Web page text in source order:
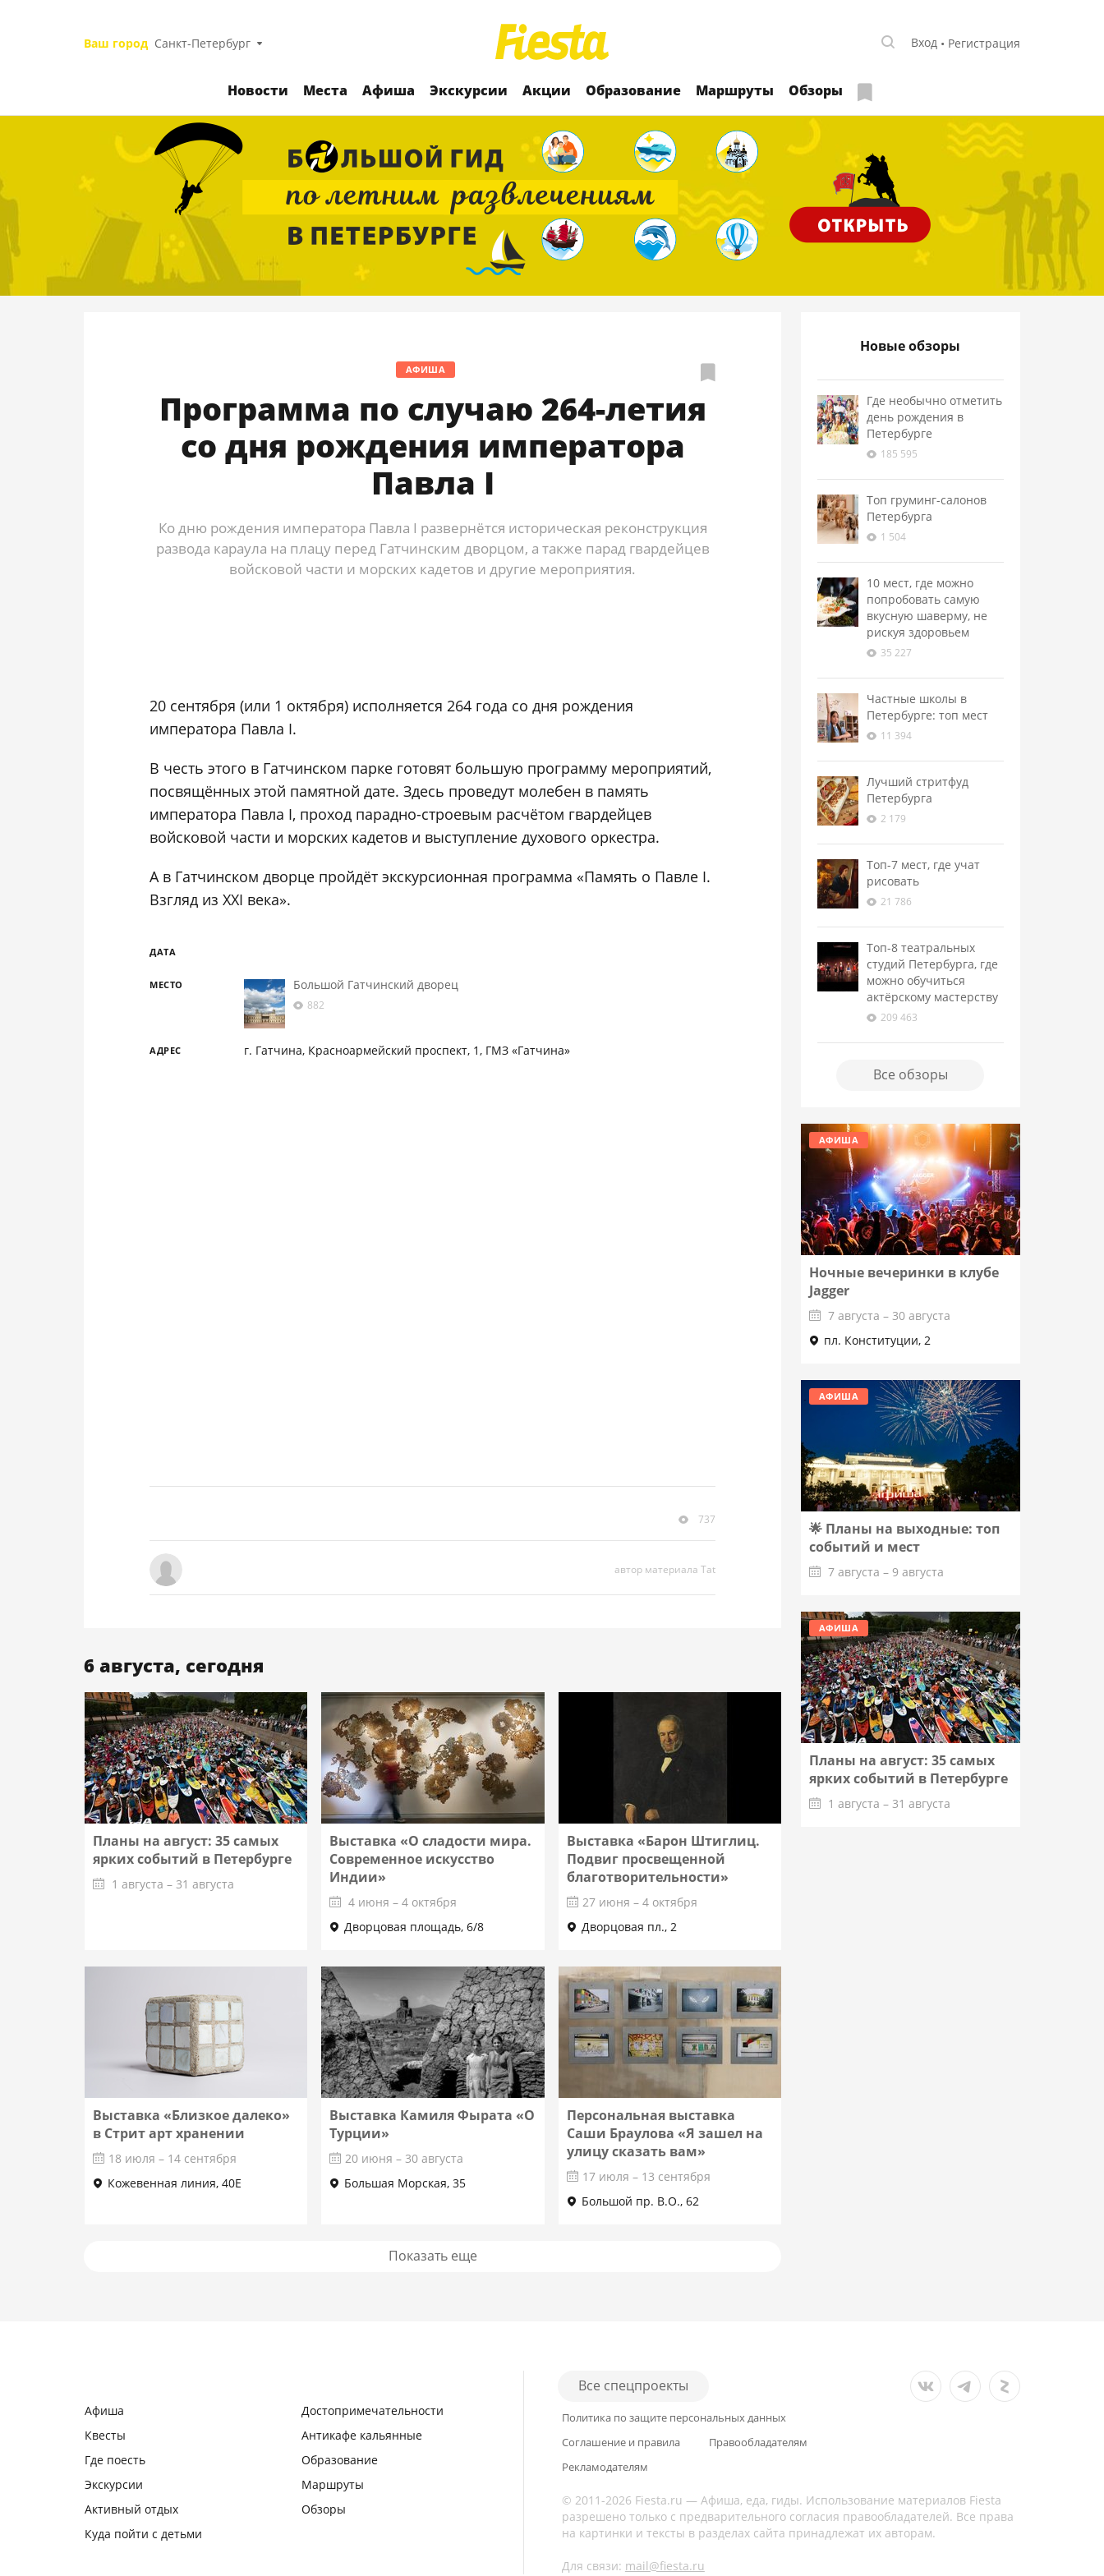
Ваш город Санкт-Петербург Вход Регистрация
Новости Места Афиша Экскурсии Акции Образование Маршруты Обзоры
АФИША
Программа по случаю 264-летия
со дня рождения императора
Павла I
Ко дню рождения императора Павла I развернётся историческая реконструкция
развода караула на плацу перед Гатчинским дворцом, а также парад гвардейцев
войсковой части и морских кадетов и другие мероприятия.
20 сентября (или 1 октября) исполняется 264 года со дня рождения
императора Павла I.
В честь этого в Гатчинском парке готовят большую программу мероприятий,
посвящённых этой памятной дате. Здесь проведут молебен в память
императора Павла I, проход парадно-строевым расчётом гвардейцев
войсковой части и морских кадетов и выступление духового оркестра.
А в Гатчинском дворце пройдёт экскурсионная программа «Память о Павле I.
Взгляд из XXI века».
ДАТА
МЕСТО Большой Гатчинский дворец
882
АДРЕС г. Гатчина, Красноармейский проспект, 1, ГМЗ «Гатчина»
737
автор материала Tat
6 августа, сегодня
Планы на август: 35 самых
ярких событий в Петербурге
1 августа – 31 августа
Выставка «О сладости мира.
Современное искусство
Индии»
4 июня – 4 октября
Дворцовая площадь, 6/8
Подробнее
Выставка «Барон Штиглиц.
Подвиг просвещенной
благотворительности»
27 июня – 4 октября
Дворцовая пл., 2
Подробнее
Выставка «Близкое далеко»
в Стрит арт хранении
18 июля – 14 сентября
Кожевенная линия, 40Е
Выставка Камиля Фырата «О
Турции»
20 июня – 30 августа
Большая Морская, 35
Подробнее
Персональная выставка
Саши Браулова «Я зашел на
улицу сказать вам»
17 июля – 13 сентября
Большой пр. В.О., 62
Показать еще
Новые обзоры
Где необычно отметить
день рождения в
Петербурге
185 595
Топ груминг-салонов
Петербурга
1 504
10 мест, где можно
попробовать самую
вкусную шаверму, не
рискуя здоровьем
35 227
Частные школы в
Петербурге: топ мест
11 394
Лучший стритфуд
Петербурга
2 179
Топ-7 мест, где учат
рисовать
21 786
Топ-8 театральных
студий Петербурга, где
можно обучиться
актёрскому мастерству
209 463
Все обзоры
АФИША
Ночные вечеринки в клубе
Jagger
7 августа – 30 августа
пл. Конституции, 2
Подробнее
АФИША
🌟 Планы на выходные: топ
событий и мест
7 августа – 9 августа
Подробнее
АФИША
Планы на август: 35 самых
ярких событий в Петербурге
1 августа – 31 августа
Афиша
Квесты
Где поесть
Экскурсии
Активный отдых
Куда пойти с детьми
Достопримечательности
Антикафе кальянные
Образование
Маршруты
Обзоры
Все спецпроекты
Политика по защите персональных данных
Соглашение и правила
Правообладателям
Рекламодателям
© 2011-2026 Fiesta.ru — Афиша, еда, гиды. Использование материалов Fiesta
разрешено только с предварительного согласия правообладателей. Все права
на картинки и тексты в разделах сайта принадлежат их авторам.
Для связи: mail@fiesta.ru